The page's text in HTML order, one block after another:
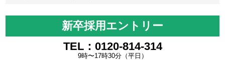
新卒採用エントリー
TEL：0120-814-314
9時〜17時30分（平日）